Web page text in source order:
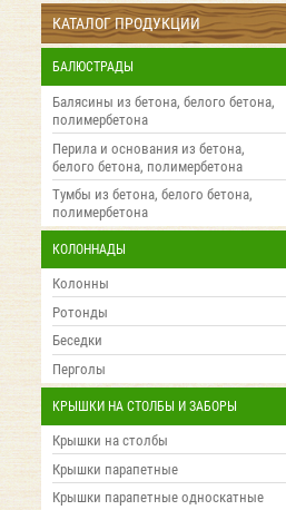
КАТАЛОГ ПРОДУКЦИИ
БАЛЮСТРАДЫ
Балясины из бетона, белого бетона,
полимербетона
Перила и основания из бетона,
белого бетона, полимербетона
Тумбы из бетона, белого бетона,
полимербетона
КОЛОННАДЫ
Колонны
Ротонды
Беседки
Перголы
КРЫШКИ НА СТОЛБЫ И ЗАБОРЫ
Крышки на столбы
Крышки парапетные
Крышки парапетные односкатные